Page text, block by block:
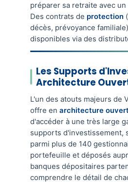
préparer sa retraite avec un
Des contrats de protection
décès, prévoyance
disponibles via des
Les Supports
Architecture
L'un des atouts majeurs de
offre enarchitecture
d'accéder à une très large
supports d'investissement,
parmi plus de 140
portefeuille et déposés
banques dépositaires
comprendre le détail de